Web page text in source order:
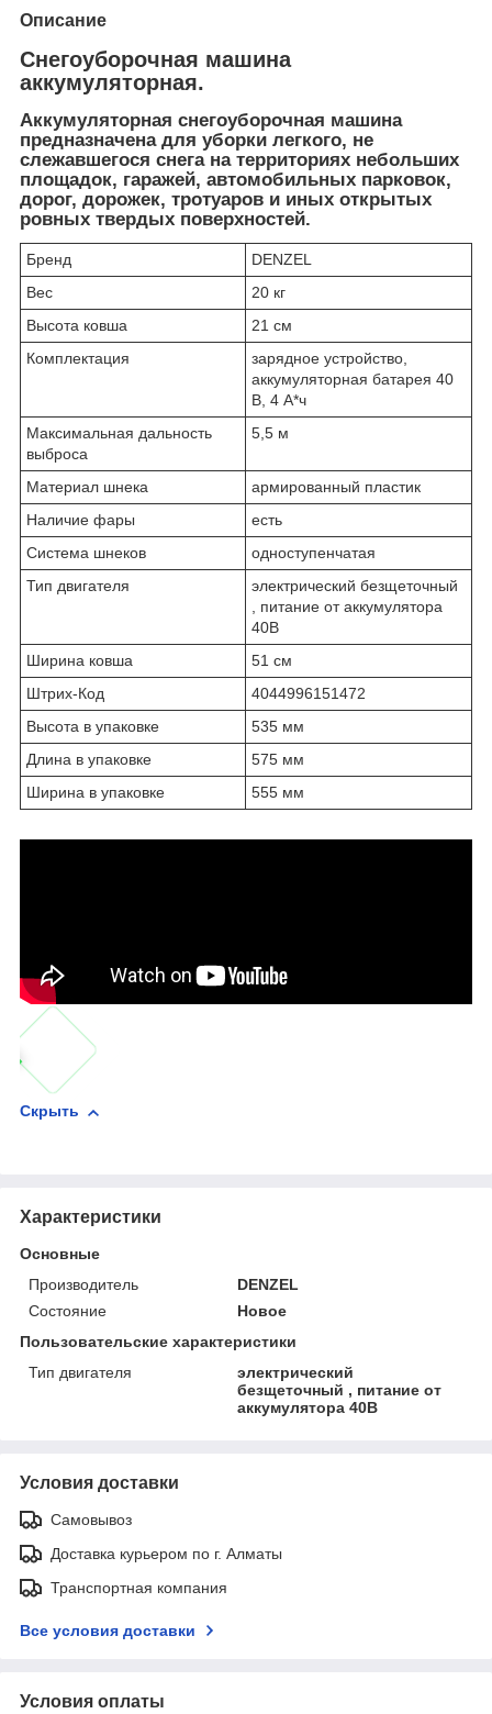
Описание
Снегоуборочная машина
аккумуляторная.
Аккумуляторная снегоуборочная машина
предназначена для уборки легкого, не
слежавшегося снега на территориях небольших
площадок, гаражей, автомобильных парковок,
дорог, дорожек, тротуаров и иных открытых
ровных твердых поверхностей.
Бренд
DENZEL
Вес
20 кг
Высота ковша
21 см
Комплектация
зарядное устройство,
аккумуляторная батарея 40
В, 4 А*ч
Максимальная дальность
выброса
5,5 м
Материал шнека
армированный пластик
Наличие фары
есть
Система шнеков
одноступенчатая
Тип двигателя
электрический безщеточный
, питание от аккумулятора
40В
Ширина ковша
51 см
Штрих-Код
4044996151472
Высота в упаковке
535 мм
Длина в упаковке
575 мм
Ширина в упаковке
555 мм
Скрыть
Характеристики
Основные
Производитель
DENZEL
Состояние
Новое
Пользовательские характеристики
Тип двигателя
электрический
безщеточный , питание от
аккумулятора 40В
Условия доставки
Самовывоз
Доставка курьером по г. Алматы
Транспортная компания
Все условия доставки
Условия оплаты